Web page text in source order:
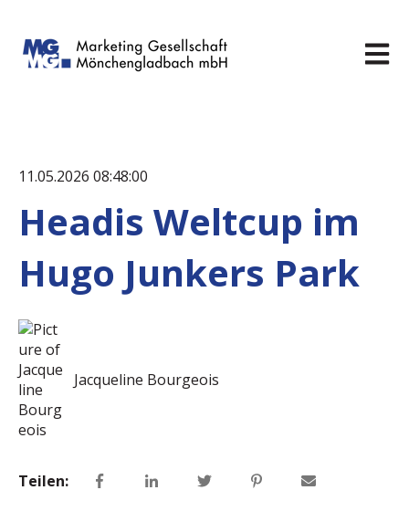
11.05.2026 08:48:00
Headis Weltcup im
Hugo Junkers Park
Jacqueline Bourgeois
Teilen: